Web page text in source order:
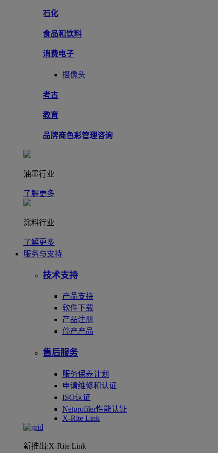
石化
食品和饮料
消费电子
摄像头
考古
教育
品牌商色彩管理咨询
油墨行业
了解更多
涂料行业
了解更多
服务与支持
技术支持
产品支持
软件下载
产品注册
停产产品
售后服务
服务保养计划
申请维修和认证
ISO认证
Netprofiler性能认证
X-Rite Link
新推出:X-Rite Link